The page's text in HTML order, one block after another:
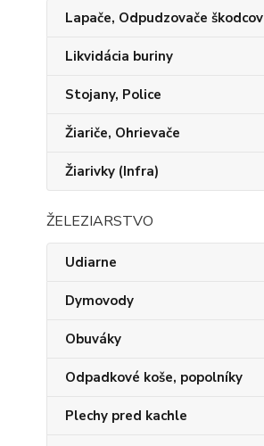
Lapače, Odpudzovače škodcov
Likvidácia buriny
Stojany, Police
Žiariče, Ohrievače
Žiarivky (Infra)
ŽELEZIARSTVO
Udiarne
Dymovody
Obuváky
Odpadkové koše, popolníky
Plechy pred kachle